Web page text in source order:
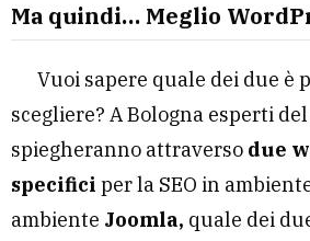
Ma quindi… Meglio
Vuoi sapere quale dei due è
scegliere? A Bologna esperti
spiegheranno attraverso due
specifici per la SEO in
ambiente Joomla, quale dei